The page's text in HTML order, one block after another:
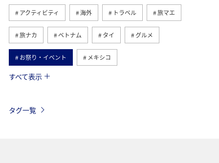
アクティビティ 海外 トラベル 旅マエ
旅ナカ ベトナム タイ グルメ
お祭り・イベント メキシコ
フィリピン
すべて表示
タグ一覧